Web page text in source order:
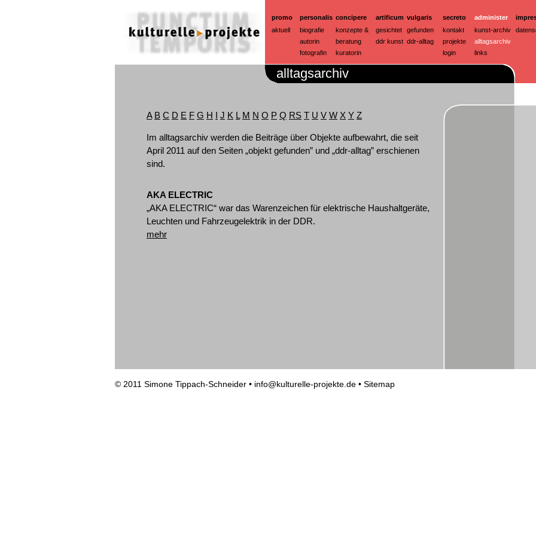
promo
aktuell
personalis
biografie
autorin
fotografin
concipere
konzepte &
beratung
kuratorin
artificum
gesichtet
ddr kunst
vulgaris
gefunden
ddr-alltag
secreto
kontakt
projekte
login
administer
kunst-archiv
alltagsarchiv
links
alltagsarchiv
A B C D E F G H I J K L M N O P Q RS T U V W X Y Z
Im alltagsarchiv werden die Beiträge über Objekte aufbewahrt, die seit
April 2011 auf den Seiten „objekt gefunden” und „ddr-alltag” erschienen
sind.
AKA ELECTRIC
„AKA ELECTRIC“ war das Warenzeichen für elektrische Haushaltgeräte,
Leuchten und Fahrzeugelektrik in der DDR.
mehr
© 2011 Simone Tippach-Schneider • info@kulturelle-projekte.de • Sitemap